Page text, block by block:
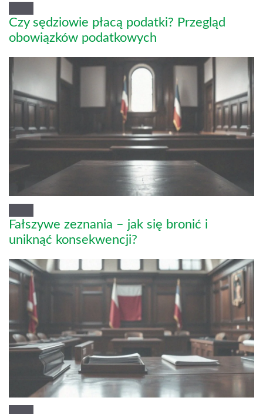
Czy sędziowie płacą podatki? Przegląd
obowiązków podatkowych
Fałszywe zeznania – jak się bronić i
uniknąć konsekwencji?